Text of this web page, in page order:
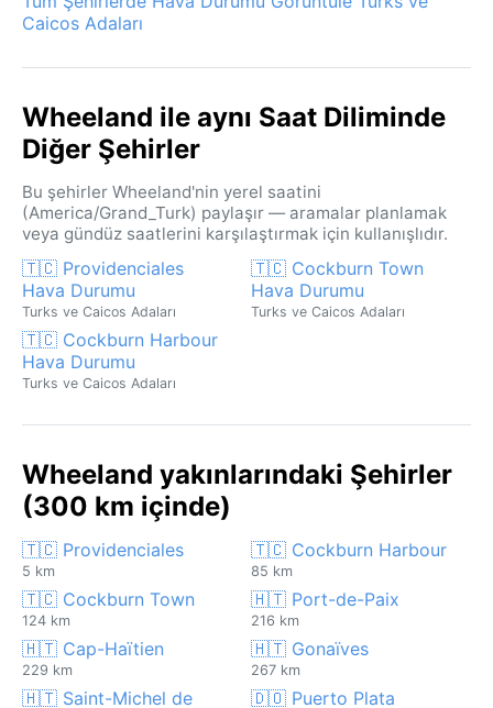
Caicos Adaları
Wheeland ile aynı Saat Diliminde
Diğer Şehirler
Bu şehirler Wheeland'nin yerel saatini
(America/Grand_Turk) paylaşır — aramalar planlamak
veya gündüz saatlerini karşılaştırmak için kullanışlıdır.
🇹🇨 Providenciales
Hava Durumu
Turks ve Caicos Adaları
🇹🇨 Cockburn Town
Hava Durumu
Turks ve Caicos Adaları
🇹🇨 Cockburn Harbour
Hava Durumu
Turks ve Caicos Adaları
Wheeland yakınlarındaki Şehirler
(300 km içinde)
🇹🇨 Providenciales
5 km
🇹🇨 Cockburn Harbour
85 km
🇹🇨 Cockburn Town
124 km
🇭🇹 Port-de-Paix
216 km
🇭🇹 Cap-Haïtien
229 km
🇭🇹 Gonaïves
267 km
🇭🇹 Saint-Michel de 🇩🇴 Puerto Plata